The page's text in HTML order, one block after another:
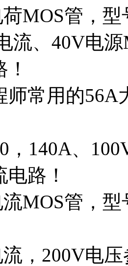
MOS管，
流、40V电
师常用的56A
，140A、
路！
MOS管，
，200V电